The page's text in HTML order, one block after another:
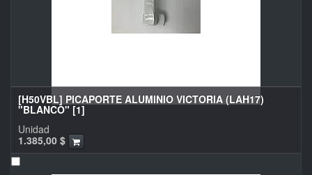
[H50VBL] PICAPORTE ALUMINIO VICTORIA (LAH17)
"BLANCO" [1]
1.385,00 $
Unidad